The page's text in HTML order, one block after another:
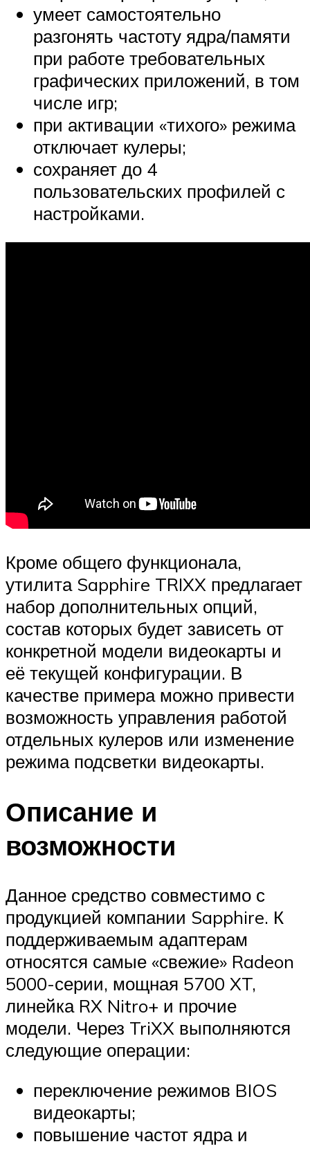
умеет самостоятельно
разгонять частоту ядра/памяти
при работе требовательных
графических приложений, в том
числе игр;
при активации «тихого» режима
отключает кулеры;
сохраняет до 4
пользовательских профилей с
настройками.
Кроме общего функционала,
утилита Sapphire TRIXX предлагает
набор дополнительных опций,
состав которых будет зависеть от
конкретной модели видеокарты и
её текущей конфигурации. В
качестве примера можно привести
возможность управления работой
отдельных кулеров или изменение
режима подсветки видеокарты.
Описание и
возможности
Данное средство совместимо с
продукцией компании Sapphire. К
поддерживаемым адаптерам
относятся самые «свежие» Radeon
5000-серии, мощная 5700 XT,
линейка RX Nitro+ и прочие
модели. Через TriXX выполняются
следующие операции:
переключение режимов BIOS
видеокарты;
повышение частот ядра и